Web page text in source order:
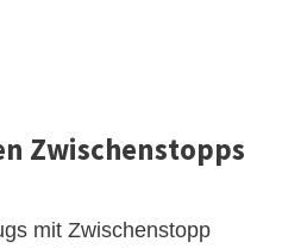
Zwischenstopps
mit Zwischenstopp